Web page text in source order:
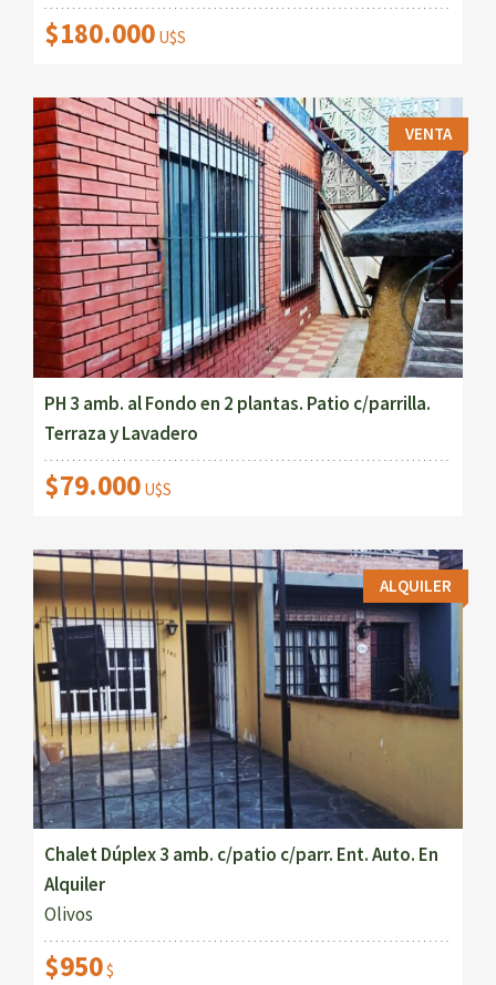
$180.000 U$S
VENTA
PH 3 amb. al Fondo en 2 plantas. Patio c/parrilla.
Terraza y Lavadero
$79.000 U$S
ALQUILER
Chalet Dúplex 3 amb. c/patio c/parr. Ent. Auto. En
Alquiler
Olivos
$950$